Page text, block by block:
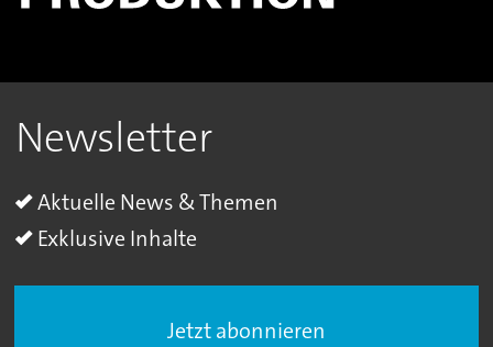
Newsletter
Aktuelle News & Themen
Exklusive Inhalte
Jetzt abonnieren